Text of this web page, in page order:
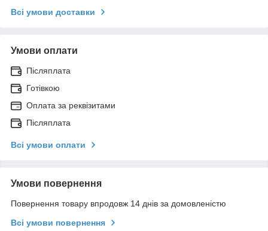
Всі умови доставки
Умови оплати
Післяплата
Готівкою
Оплата за реквізитами
Післяплата
Всі умови оплати
Умови повернення
Повернення товару впродовж 14 днів за домовленістю
Всі умови повернення